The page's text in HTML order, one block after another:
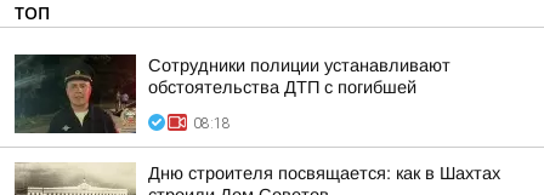
ТОП
Сотрудники полиции устанавливают
обстоятельства ДТП с погибшей
08:18
Дню строителя посвящается: как в Шахтах